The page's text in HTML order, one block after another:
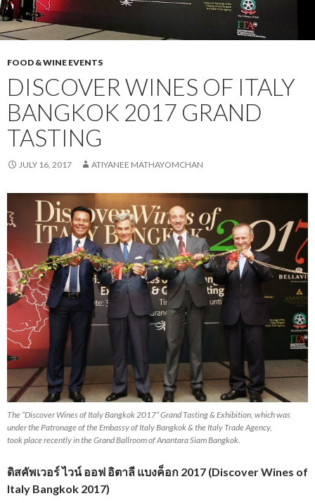
FOOD & WINE EVENTS
DISCOVER WINES OF ITALY
BANGKOK 2017 GRAND
TASTING
JULY 16, 2017 ATIYANEE MATHAYOMCHAN
The “Discover Wines of Italy Bangkok 2017” Grand Tasting & Exhibition, which was
under the Patronage of the Embassy of Italy Bangkok & the Italy Trade Agency,
took place recently in the Grand Ballroom of Anantara Siam Bangkok.
ดิสคัพเวอร์ ไวน์ ออฟ อิตาลี แบงค็อก 2017 (Discover Wines of
Italy Bangkok 2017)